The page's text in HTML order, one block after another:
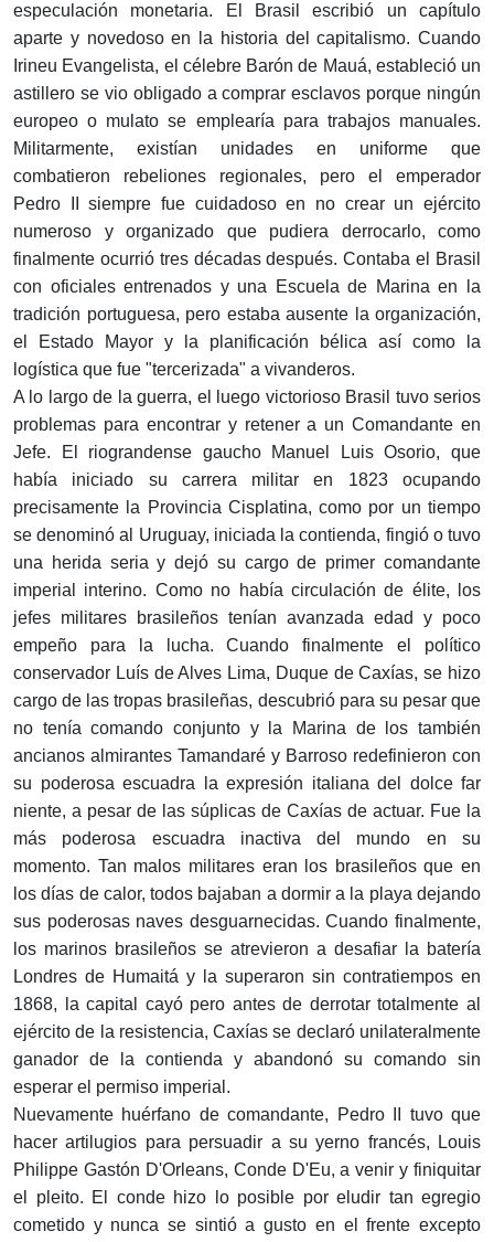
especulación monetaria. El Brasil escribió un capítulo
aparte y novedoso en la historia del capitalismo. Cuando
Irineu Evangelista, el célebre Barón de Mauá, estableció un
astillero se vio obligado a comprar esclavos porque ningún
europeo o mulato se emplearía para trabajos manuales.
Militarmente, existían unidades en uniforme que
combatieron rebeliones regionales, pero el emperador
Pedro II siempre fue cuidadoso en no crear un ejército
numeroso y organizado que pudiera derrocarlo, como
finalmente ocurrió tres décadas después. Contaba el Brasil
con oficiales entrenados y una Escuela de Marina en la
tradición portuguesa, pero estaba ausente la organización,
el Estado Mayor y la planificación bélica así como la
logística que fue "tercerizada" a vivanderos.
A lo largo de la guerra, el luego victorioso Brasil tuvo serios
problemas para encontrar y retener a un Comandante en
Jefe. El riograndense gaucho Manuel Luis Osorio, que
había iniciado su carrera militar en 1823 ocupando
precisamente la Provincia Cisplatina, como por un tiempo
se denominó al Uruguay, iniciada la contienda, fingió o tuvo
una herida seria y dejó su cargo de primer comandante
imperial interino. Como no había circulación de élite, los
jefes militares brasileños tenían avanzada edad y poco
empeño para la lucha. Cuando finalmente el político
conservador Luís de Alves Lima, Duque de Caxías, se hizo
cargo de las tropas brasileñas, descubrió para su pesar que
no tenía comando conjunto y la Marina de los también
ancianos almirantes Tamandaré y Barroso redefinieron con
su poderosa escuadra la expresión italiana del dolce far
niente, a pesar de las súplicas de Caxías de actuar. Fue la
más poderosa escuadra inactiva del mundo en su
momento. Tan malos militares eran los brasileños que en
los días de calor, todos bajaban a dormir a la playa dejando
sus poderosas naves desguarnecidas. Cuando finalmente,
los marinos brasileños se atrevieron a desafiar la batería
Londres de Humaitá y la superaron sin contratiempos en
1868, la capital cayó pero antes de derrotar totalmente al
ejército de la resistencia, Caxías se declaró unilateralmente
ganador de la contienda y abandonó su comando sin
esperar el permiso imperial.
Nuevamente huérfano de comandante, Pedro II tuvo que
hacer artilugios para persuadir a su yerno francés, Louis
Philippe Gastón D'Orleans, Conde D'Eu, a venir y finiquitar
el pleito. El conde hizo lo posible por eludir tan egregio
cometido y nunca se sintió a gusto en el frente excepto